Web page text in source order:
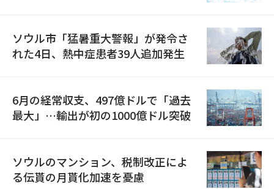
ソウル市「猛暑重大警報」が発令さ
れた4日、熱中症患者39人追加発生
6月の経常収支、497億ドルで「過去
最大」…輸出が初の1000億ドル突破
ソウルのマンション、税制改正によ
る伝貰の月貰化加速を憂慮